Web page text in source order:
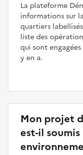
La plateforme
informations sur
quartiers
liste des
qui sont
y en a.
Mon projet
est-il